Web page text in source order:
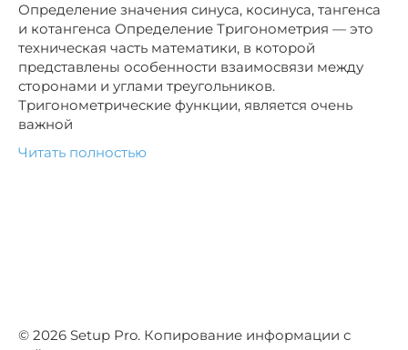
Определение значения синуса, косинуса, тангенса
и котангенса Определение Тригонометрия — это
техническая часть математики, в которой
представлены особенности взаимосвязи между
сторонами и углами треугольников.
Тригонометрические функции, является очень
важной
Читать полностью
© 2026 Setup Pro. Копирование информации с